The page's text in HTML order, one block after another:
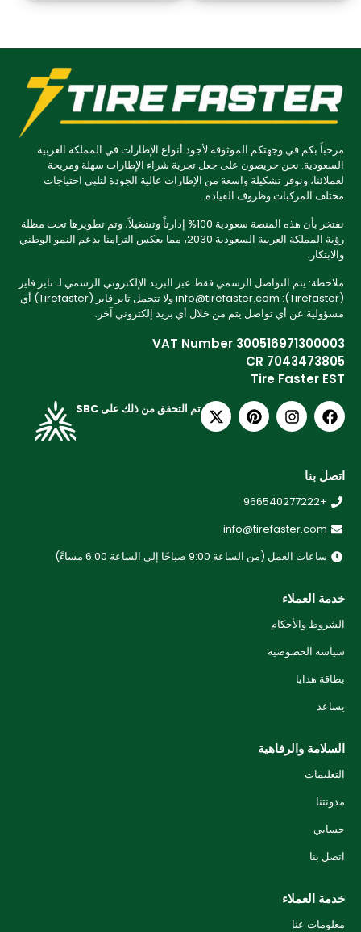
مرحباً بكم في وجهتكم الموثوقة لأجود أنواع الإطارات في المملكة العربية
السعودية. نحن حريصون على جعل تجربة شراء الإطارات سهلة ومريحة
لعملائنا، ونوفر تشكيلة واسعة من الإطارات عالية الجودة لتلبي احتياجات
مختلف المركبات وظروف القيادة.
نفتخر بأن هذه المنصة سعودية 100% إدارتاً وتشغيلاً، وتم تطويرها تحت مظلة
رؤية المملكة العربية السعودية 2030، مما يعكس التزامنا بدعم النمو الوطني
والابتكار.
ملاحظة: يتم التواصل الرسمي فقط عبر البريد الإلكتروني الرسمي لـ تاير فاير
(Tirefaster): info@tirefaster.com ولا تتحمل تاير فاير (Tirefaster) أي
مسؤولية عن أي تواصل يتم من خلال أي بريد إلكتروني آخر.
VAT Number 300516971300003
CR 7043473805
Tire Faster EST
تم التحقق من ذلك على SBC
اتصل بنا
+966540277222
info@tirefaster.com
ساعات العمل (من الساعة 9:00 صباحًا إلى الساعة 6:00 مساءً)
خدمة العملاء
الشروط والأحكام
سياسة الخصوصية
بطاقة هدايا
يساعد
السلامة والرفاهية
التعليمات
مدونتنا
حسابي
اتصل بنا
خدمة العملاء
معلومات عنا